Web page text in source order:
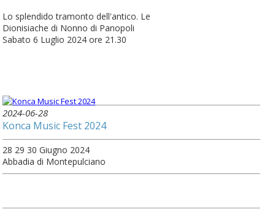
Lo splendido tramonto dell'antico. Le
Dionisiache di Nonno di Panopoli
Sabato 6 Luglio 2024 ore 21.30
2024-06-28
Konca Music Fest 2024
28 29 30 Giugno 2024
Abbadia di Montepulciano